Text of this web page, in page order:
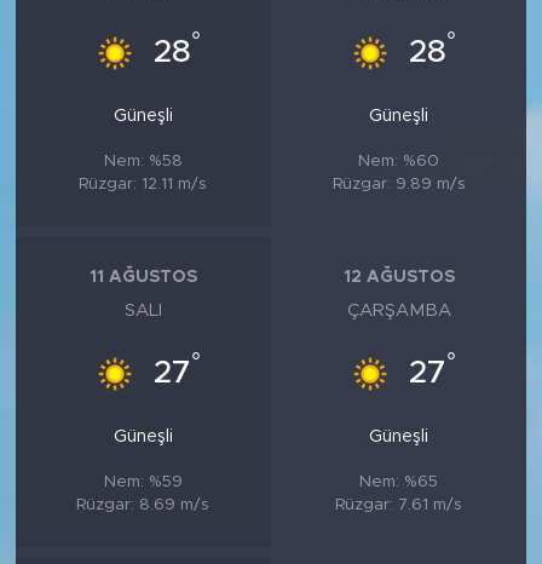
28°
Güneşli
Nem: %58
Rüzgar: 12.11 m/s
28°
Güneşli
Nem: %60
Rüzgar: 9.89 m/s
11 AĞUSTOS
SALI
27°
Güneşli
Nem: %59
Rüzgar: 8.69 m/s
12 AĞUSTOS
ÇARŞAMBA
27°
Güneşli
Nem: %65
Rüzgar: 7.61 m/s